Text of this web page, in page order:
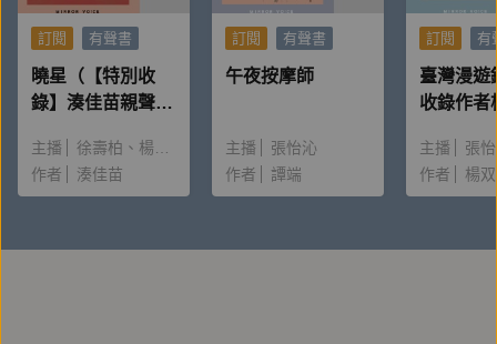
何況王千鶴並沒有雄厚的背景與家人的支持，便心生助
其一臂之力的念頭。
己希冀的命運？
訂閱 有聲書
曉星（【特別收
錄】湊佳苗親聲朗
主播 徐壽柏
楊雅淳
作者
湊佳苗
訂閱 有聲書
午夜按摩師
主播
張怡沁
作者
譚端
訂閱 有
臺灣漫遊
收錄作者
主播
張
作者
楊